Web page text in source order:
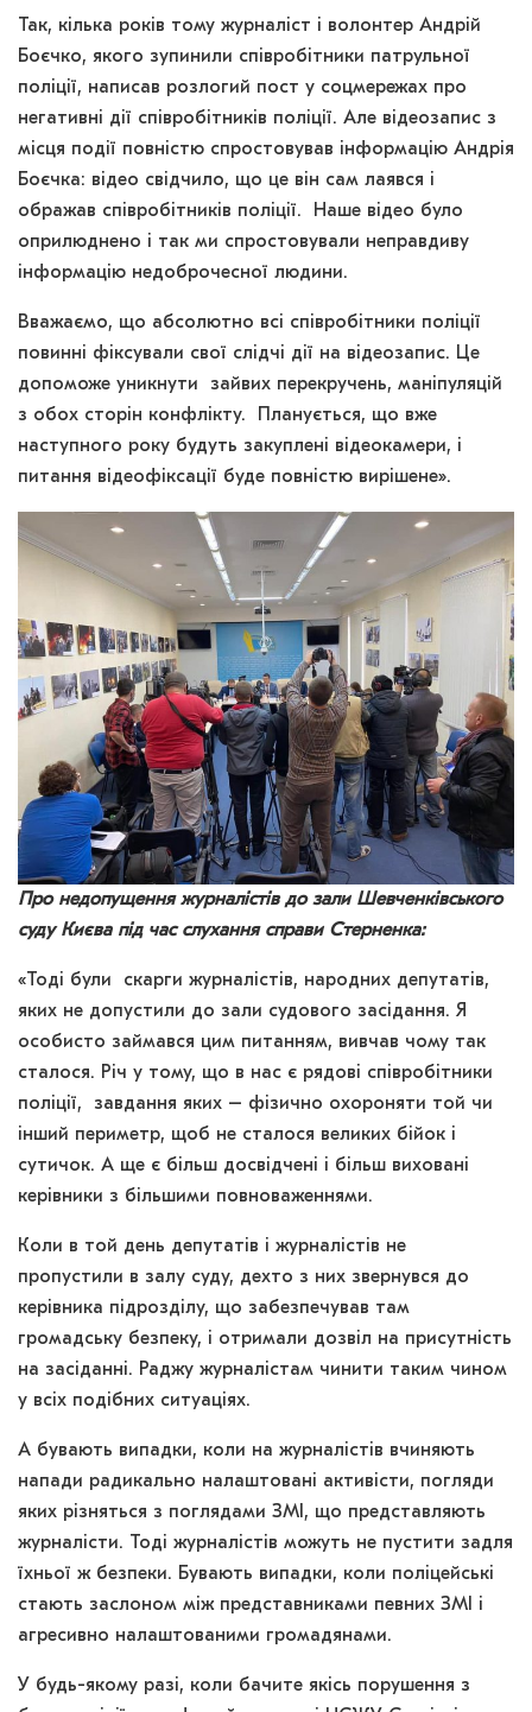
Так, кілька років тому журналіст і волонтер Андрій
Боєчко, якого зупинили співробітники патрульної
поліції, написав розлогий пост у соцмережах про
негативні дії співробітників поліції. Але відеозапис з
місця події повністю спростовував інформацію Андрія
Боєчка: відео свідчило, що це він сам лаявся і
ображав співробітників поліції. Наше відео було
оприлюднено і так ми спростовували неправдиву
інформацію недоброчесної людини.
Вважаємо, що абсолютно всі співробітники поліції
повинні фіксували свої слідчі дії на відеозапис. Це
допоможе уникнути зайвих перекручень, маніпуляцій
з обох сторін конфлікту. Планується, що вже
наступного року будуть закуплені відеокамери, і
питання відеофіксації буде повністю вирішене».
Про недопущення журналістів до зали Шевченківського
суду Києва під час слухання справи Стерненка:
«Тоді були скарги журналістів, народних депутатів,
яких не допустили до зали судового засідання. Я
особисто займався цим питанням, вивчав чому так
сталося. Річ у тому, що в нас є рядові співробітники
поліції, завдання яких – фізично охороняти той чи
інший периметр, щоб не сталося великих бійок і
сутичок. А ще є більш досвідчені і більш виховані
керівники з більшими повноваженнями.
Коли в той день депутатів і журналістів не
пропустили в залу суду, дехто з них звернувся до
керівника підрозділу, що забезпечував там
громадську безпеку, і отримали дозвіл на присутність
на засіданні. Раджу журналістам чинити таким чином
у всіх подібних ситуаціях.
А бувають випадки, коли на журналістів вчиняють
напади радикально налаштовані активісти, погляди
яких різняться з поглядами ЗМІ, що представляють
журналісти. Тоді журналістів можуть не пустити задля
їхньої ж безпеки. Бувають випадки, коли поліцейські
стають заслоном між представниками певних ЗМІ і
агресивно налаштованими громадянами.
У будь-якому разі, коли бачите якісь порушення з